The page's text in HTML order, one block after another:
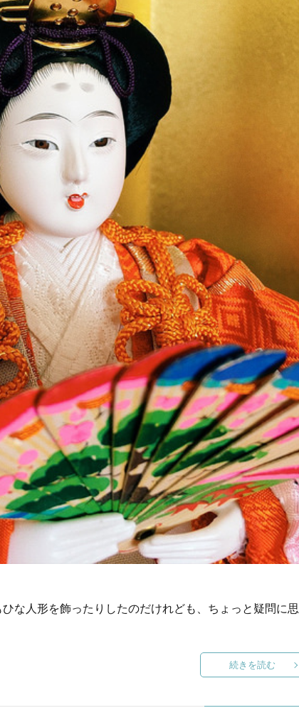
な人形を飾ったりしたのだけれども、ちょっと疑問に思
続きを読む